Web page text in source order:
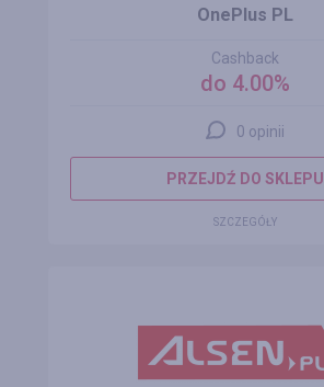
OnePlus PL
Cashback
do 4.00%
0 opinii
PRZEJDŹ DO SKLEPU
SZCZEGÓŁY